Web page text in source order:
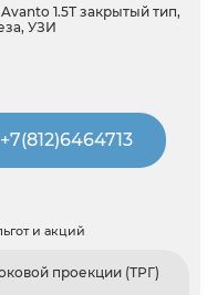
1.5Т закрытый тип,
УЗИ
+7(812)6464713
и акций
проекции (ТРГ)